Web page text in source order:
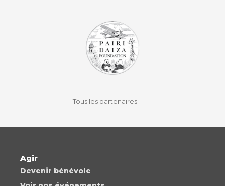
Tous les partenaires
Agir
Devenir bénévole